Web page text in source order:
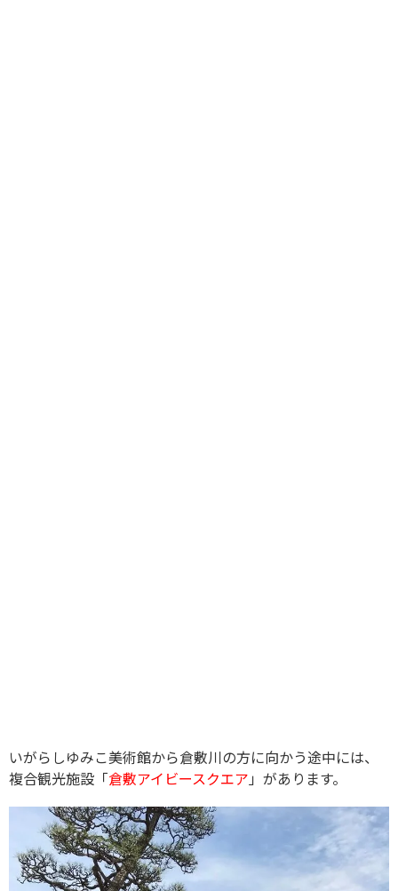
いがらしゆみこ美術館から倉敷川の方に向かう途中には、
複合観光施設「 倉敷アイビースクエア 」があります。